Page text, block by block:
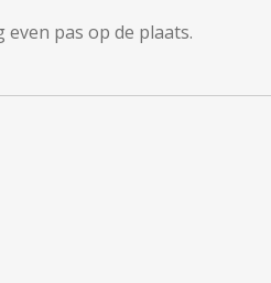
even pas op de plaats.